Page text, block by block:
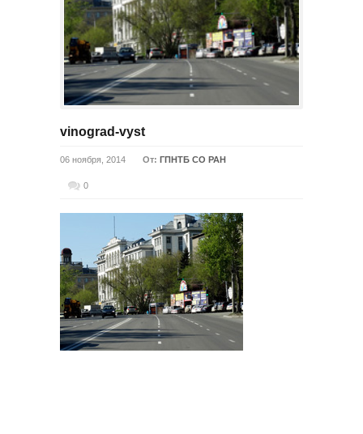
vinograd-vyst
06 ноября, 2014 От: ГПНТБ СО РАН
0